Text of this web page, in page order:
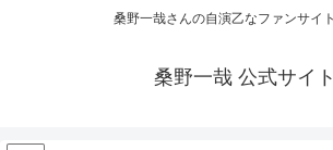
桑野一哉さんの自演乙なファンサイト
桑野一哉 公式サイト